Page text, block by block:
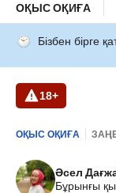
ОҚЫС ОҚИҒА
Бізбен бірге
18+
ОҚЫС ОҚИҒА
Әсел
Бұрынғы